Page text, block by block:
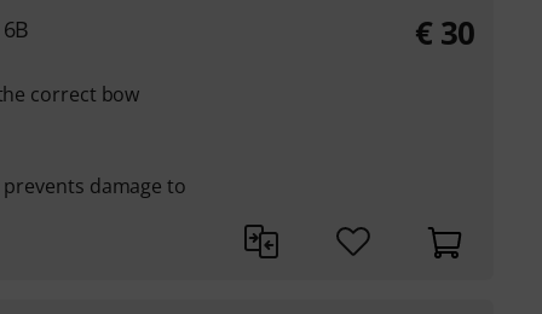
correct bow
damage to
€ 30